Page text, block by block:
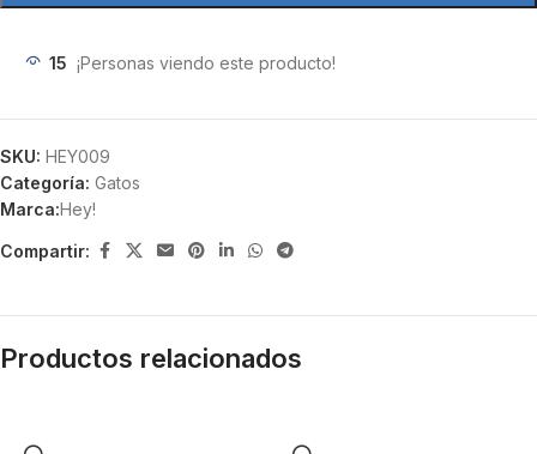
15 ¡Personas viendo este producto!
SKU: HEY009
Categoría: Gatos
Marca:Hey!
Compartir:
Productos relacionados